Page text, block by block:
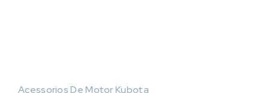
Acessorios De Motor Kubota